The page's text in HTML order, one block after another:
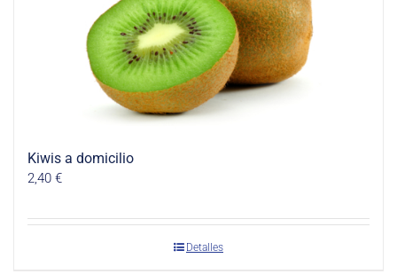
Kiwis a domicilio
2,40 €
Detalles